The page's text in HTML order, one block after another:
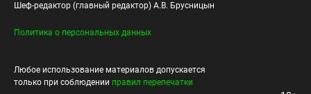
Шеф-редактор (главный редактор) А.В. Брусницын
Политика о персональных данных
Любое использование материалов допускается
только при соблюдении правил перепечатки